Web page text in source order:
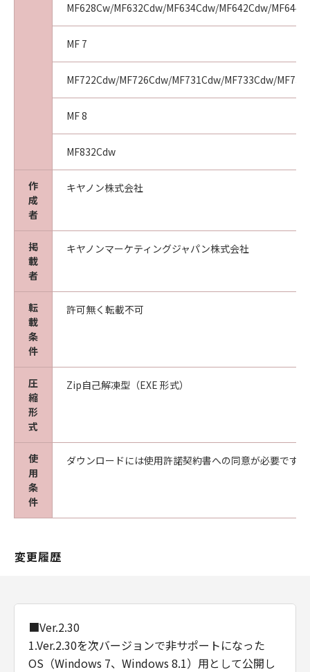
MF628Cw/MF632Cdw/MF634Cdw/MF642Cdw/
MF 7
MF722Cdw/MF726Cdw/MF731Cdw/MF733Cdw/
MF 8
MF832Cdw
作
成
者
キヤノン株式会社
掲
載
者
キヤノンマーケティングジャパン株式会社
転
載
条
件
許可無く転載不可
圧
縮
形
式
Zip自己解凍型（EXE 形式）
使
用
条
件
ダウンロードには使用許諾契約書への同意が必要です。
変更履歴
■Ver.2.30
1.Ver.2.30を次バージョンで非サポートになった
OS（Windows 7、Windows 8.1）用として公開し